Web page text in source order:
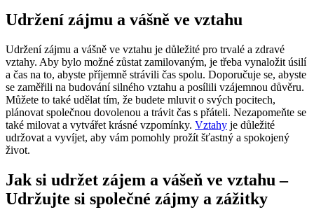
Udržení zájmu a vášně ve vztahu
Udržení zájmu a vášně ve vztahu je důležité pro trvalé a zdravé
vztahy. Aby bylo možné zůstat zamilovaným, je třeba vynaložit úsilí
a čas na to, abyste příjemně strávili čas spolu. Doporučuje se, abyste
se zaměřili na budování silného vztahu a posílili vzájemnou důvěru.
Můžete to také udělat tím, že budete mluvit o svých pocitech,
plánovat společnou dovolenou a trávit čas s přáteli. Nezapomeňte se
také milovat a vytvářet krásné vzpomínky. Vztahy je důležité
udržovat a vyvíjet, aby vám pomohly prožít šťastný a spokojený
život.
Jak si udržet zájem a vášeň ve vztahu –
Udržujte si společné zájmy a zážitky